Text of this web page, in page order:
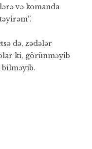
və komanda
də, zədələr
ki, görünməyib
bilməyib.